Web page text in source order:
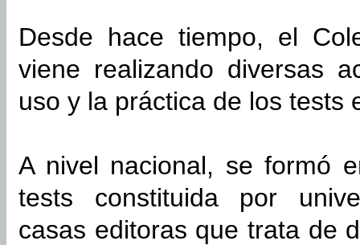
Desde hace tiempo, el
viene realizando diversas
uso y la práctica de los tests
A nivel nacional, se formó
tests constituida por
casas editoras que trata de